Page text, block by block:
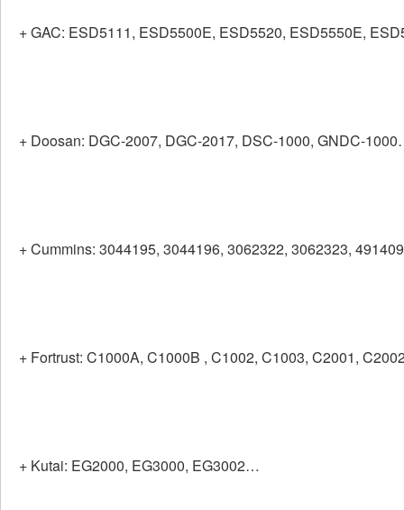
+ GAC: ESD5111, ESD5500E, ESD5520, ESD5550E,
+ Doosan: DGC-2007, DGC-2017, DSC-1000, GNDC-
+ Cummins: 3044195, 3044196, 3062322, 3062323,
+ Fortrust: C1000A, C1000B , C1002, C1003, C2001,
+ Kutai: EG2000, EG3000, EG3002…